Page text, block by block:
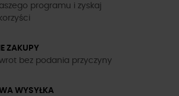
programu i zyskaj
ZAKUPY
bez podania przyczyny
WYSYŁKA